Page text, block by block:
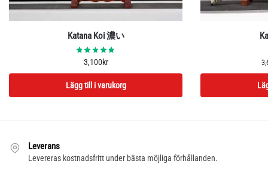
Katana Koi 濃い
3,100kr
Lägg till i varukorg
Leverans
Levereras kostnadsfritt under bästa möjliga förhållanden.